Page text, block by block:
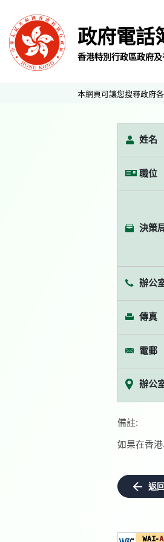
政府電話
香港特別行政區政府
本網頁可讓您搜尋政府
姓名
職位
決策
辦公
傳真
電郵
辦公
備註:
如果在香
返回